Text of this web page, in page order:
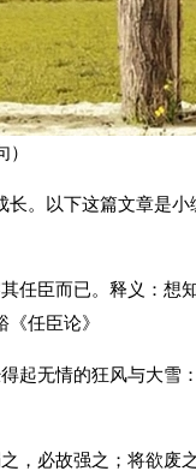
。以下这篇文章是
任臣而已。释义：想
任臣论》
起无情的狂风与大雪
，必故强之；将欲废